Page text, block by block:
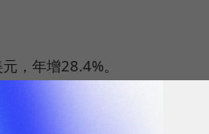
，年增28.4%。
增約30%。
為全球熱門手遊，帶動用戶